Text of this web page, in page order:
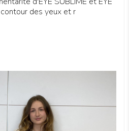
des yeux et r